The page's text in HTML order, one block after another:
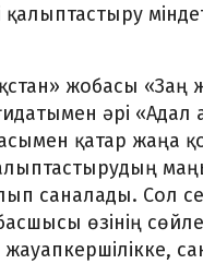
қалыптастыру
жобасы «Заң
әрі «Адал
қатар жаңа
саналады. Сол
өзінің
жауапкершілікке,